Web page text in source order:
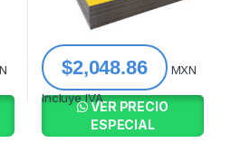
$2,048.86
MXN
Incluye IVA
VER PRECIO
ESPECIAL